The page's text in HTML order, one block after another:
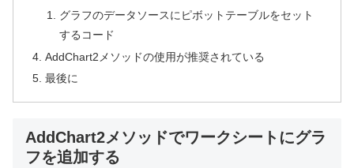
グラフのデータソースにピボットテーブルをセット
するコード
AddChart2メソッドの使用が推奨されている
最後に
AddChart2メソッドでワークシートにグラ
フを追加する